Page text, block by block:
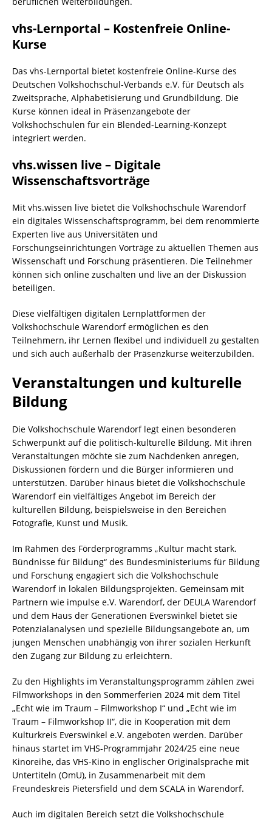
vhs-Lernportal – Kostenfreie Online-
Kurse
Das vhs-Lernportal bietet kostenfreie Online-Kurse des
Deutschen Volkshochschul-Verbands e.V. für Deutsch als
Zweitsprache, Alphabetisierung und Grundbildung. Die
Kurse können ideal in Präsenzangebote der
Volkshochschulen für ein Blended-Learning-Konzept
integriert werden.
vhs.wissen live – Digitale
Wissenschaftsvorträge
Mit vhs.wissen live bietet die Volkshochschule Warendorf
ein digitales Wissenschaftsprogramm, bei dem renommierte
Experten live aus Universitäten und
Forschungseinrichtungen Vorträge zu aktuellen Themen aus
Wissenschaft und Forschung präsentieren. Die Teilnehmer
können sich online zuschalten und live an der Diskussion
beteiligen.
Diese vielfältigen digitalen Lernplattformen der
Volkshochschule Warendorf ermöglichen es den
Teilnehmern, ihr Lernen flexibel und individuell zu gestalten
und sich auch außerhalb der Präsenzkurse weiterzubilden.
Veranstaltungen und kulturelle
Bildung
Die Volkshochschule Warendorf legt einen besonderen
Schwerpunkt auf die politisch-kulturelle Bildung. Mit ihren
Veranstaltungen möchte sie zum Nachdenken anregen,
Diskussionen fördern und die Bürger informieren und
unterstützen. Darüber hinaus bietet die Volkshochschule
Warendorf ein vielfältiges Angebot im Bereich der
kulturellen Bildung, beispielsweise in den Bereichen
Fotografie, Kunst und Musik.
Im Rahmen des Förderprogramms „Kultur macht stark.
Bündnisse für Bildung“ des Bundesministeriums für Bildung
und Forschung engagiert sich die Volkshochschule
Warendorf in lokalen Bildungsprojekten. Gemeinsam mit
Partnern wie impulse e.V. Warendorf, der DEULA Warendorf
und dem Haus der Generationen Everswinkel bietet sie
Potenzialanalysen und spezielle Bildungsangebote an, um
jungen Menschen unabhängig von ihrer sozialen Herkunft
den Zugang zur Bildung zu erleichtern.
Zu den Highlights im Veranstaltungsprogramm zählen zwei
Filmworkshops in den Sommerferien 2024 mit dem Titel
„Echt wie im Traum – Filmworkshop I“ und „Echt wie im
Traum – Filmworkshop II“, die in Kooperation mit dem
Kulturkreis Everswinkel e.V. angeboten werden. Darüber
hinaus startet im VHS-Programmjahr 2024/25 eine neue
Kinoreihe, das VHS-Kino in englischer Originalsprache mit
Untertiteln (OmU), in Zusammenarbeit mit dem
Freundeskreis Pietersfield und dem SCALA in Warendorf.
Auch im digitalen Bereich setzt die Volkshochschule